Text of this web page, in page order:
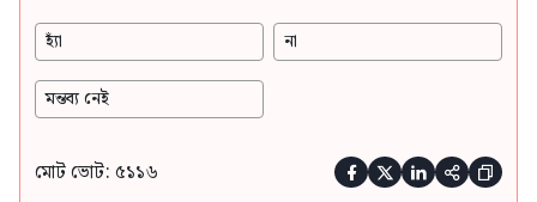
হ্যাঁ না
মন্তব্য নেই
মোট ভোট: ৫১১৬     